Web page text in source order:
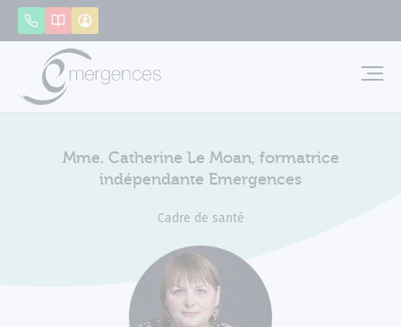
AppelerCatalogue
Mme. Catherine Le Moan, formatrice
indépendante Emergences
Cadre de santé
Panneau de gestion des cookies